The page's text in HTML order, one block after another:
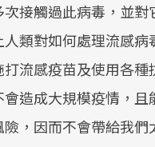
接觸過此病毒，並對
人類對如何處理流感病
流感疫苗及使用各種
造成大規模疫情，且
，因而不會帶給我們